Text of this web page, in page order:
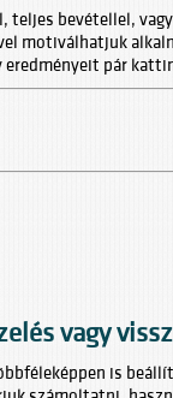
teljes bevétellel,
motiválhatjuk
eredményeit pár
vagy
is